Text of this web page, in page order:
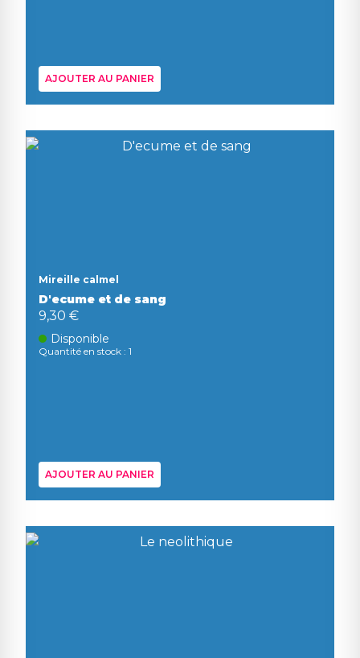
AJOUTER AU PANIER
Mireille calmel
D'ecume et de sang
9,30 €
Disponible
Quantité en stock : 1
AJOUTER AU PANIER